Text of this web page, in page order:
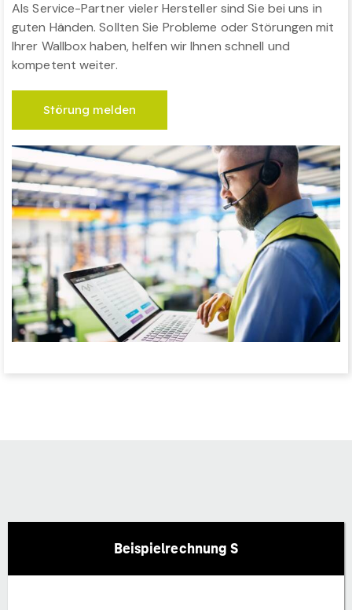
Als Service-Partner vieler Hersteller sind Sie bei uns in
guten Händen. Sollten Sie Probleme oder Störungen mit
Ihrer Wallbox haben, helfen wir Ihnen schnell und
kompetent weiter.
Störung melden
Beispielrechnung S